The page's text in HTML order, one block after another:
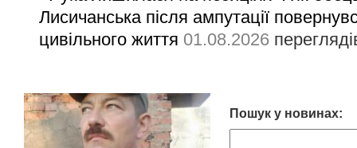
Лисичанська після ампутації
цивільного життя 01.08.2026
Пошук у новинах: